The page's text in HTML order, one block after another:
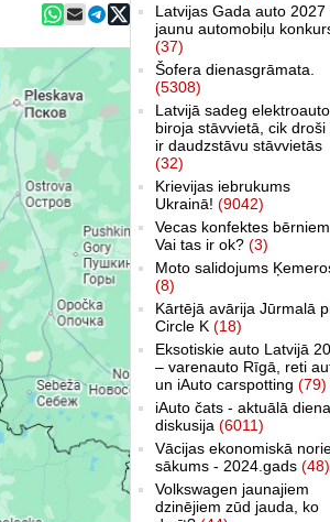
Latvijas Gada auto 2027
jaunu automobiļu
(37)
Šofera dienasgrāmata.
(5308)
Latvijā sadeg elektroauto
biroja stāvvietā, cik droši
ir daudzstāvu stāvvietās
(32)
Krievijas iebrukums
Ukrainā! (9042)
Vecas konfektes
Vai tas ir ok? (3)
Moto salidojums
(8)
Kārtējā avārija Jūrmalā
Circle K (18)
Eksotiskie auto Latvijā
– varenauto Rīgā, reti
un iAuto carspotting (79)
iAuto čats - aktuālā
diskusija (6011)
Vācijas ekonomiskā
sākums - 2024.gads (48)
Volkswagen jaunajiem
dzinējiem zūd jauda, ko